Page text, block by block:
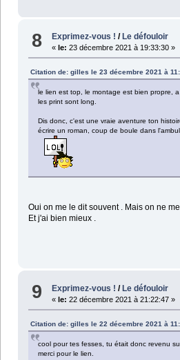
8 Exprimez-vous ! / Le défouloir
«le: 23 décembre 2021 à 19:33:30 »
Citation de: gilles le 23 décembre 2021 à
le lien est top, le montage est bien propre,
les print sont long.
Dis donc, c'est une vraie aventure ton
écrire un roman, coup de boule dans
Oui on me le dit souvent . Mais on ne
Et j'ai bien mieux .
9 Exprimez-vous ! /Le défouloir
«le: 22 décembre 2021 à 21:22:47 »
Citation de: gilles le 22 décembre 2021 à
cool pour tes fesses, tu était donc revenu
merci pour le lien.